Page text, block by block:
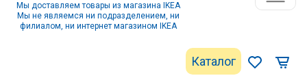
Мы доставляем товары из магазина IKEA
Мы не являемся ни подразделением, ни
филиалом, ни интернет магазином IKEA
Каталог